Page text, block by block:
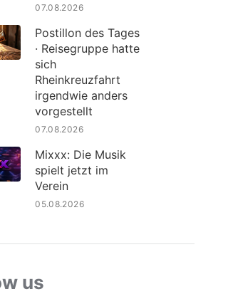
07.08.2026
Postillon des Tages
· Reisegruppe hatte
sich
Rheinkreuzfahrt
irgendwie anders
vorgestellt
07.08.2026
Mixxx: Die Musik
spielt jetzt im
Verein
05.08.2026
us